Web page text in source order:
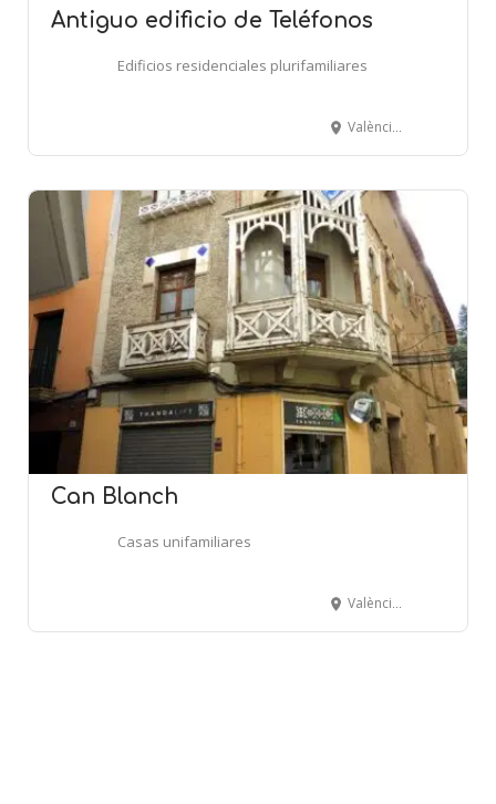
Antiguo edificio de Teléfonos
Edificios residenciales plurifamiliares
València, 28 - La Palanca - CAMPRODON
Can Blanch
Casas unifamiliares
València, 46 - CAMPRODON